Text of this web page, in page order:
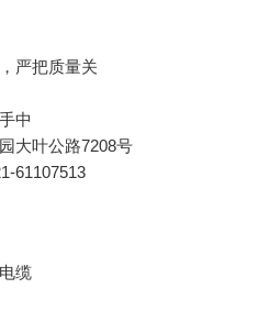
严把质量关
中
大叶公路7208号
61107513
缆